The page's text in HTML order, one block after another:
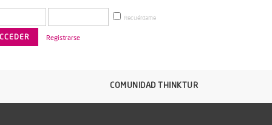
Recuérdame
Registrarse
COMUNIDAD THINKTUR